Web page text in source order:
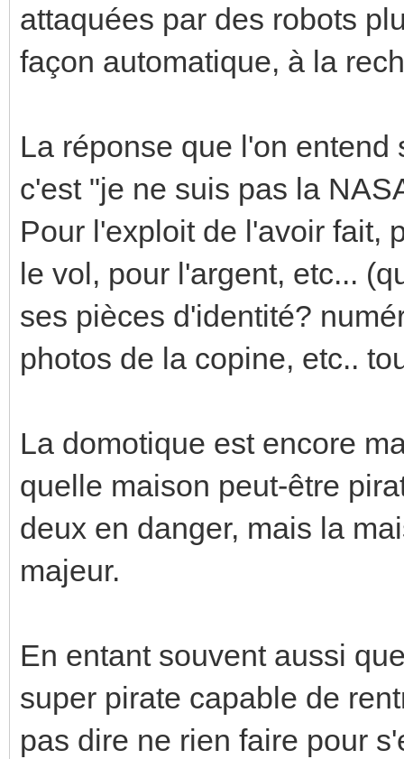
attaquées par des robots
façon automatique, à la
La réponse que l'on
c'est "je ne suis pas la
Pour l'exploit de l'avoir fait,
le vol, pour l'argent, etc...
ses pièces d'identité?
photos de la copine, etc..
La domotique est encore
quelle maison peut-être
deux en danger, mais la
majeur.
En entant souvent aussi
super pirate capable de
pas dire ne rien faire pour